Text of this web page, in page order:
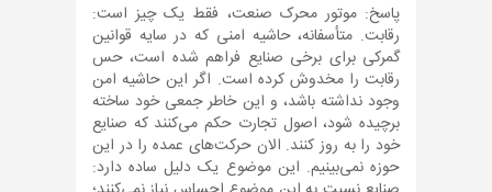
پاسخ: موتور محرک صنعت، فقط یک چیز است:
رقابت. متأسفانه، حاشیه امنی که در سایه قوانین
گمرکی برای برخی صنایع فراهم شده است، حس
رقابت را مخدوش کرده است. اگر این حاشیه امن
وجود نداشته باشد، و این خاطر جمعی خود ساخته
برچیده شود، اصول تجارت حکم می‌کنند که صنایع
خود را به روز کنند. الان حرکت‌های عمده را در این
حوزه نمی‌بینیم. این موضوع یک دلیل ساده دارد: